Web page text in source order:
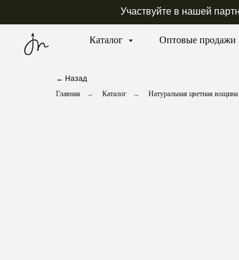
Участвуйте в нашей
Каталог Оптовые продажи
← Назад
Главная
→ Каталог → Натуральная цветная